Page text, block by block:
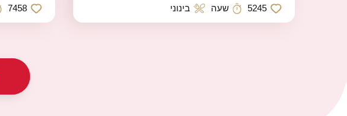
כמות לייקים
5245 זמן הכנה
שעה רמת קושי
בינוני כמות7458